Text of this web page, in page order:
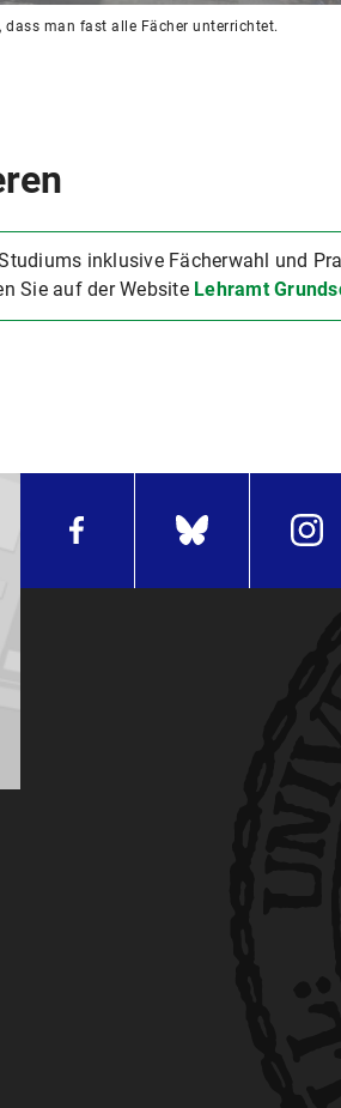
man fast alle Fächer unterrichtet.
inklusive Fächerwahl und
Sie auf der Website Lehramt